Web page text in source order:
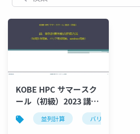
KOBE HPC サマースク
ール（初級）2023 講義
11
並列計算 バリア同期